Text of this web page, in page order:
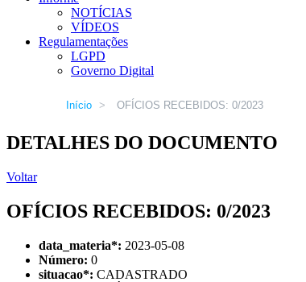
NOTÍCIAS
VÍDEOS
Regulamentações
LGPD
Governo Digital
Início > OFÍCIOS RECEBIDOS: 0/2023
DETALHES DO DOCUMENTO
Voltar
OFÍCIOS RECEBIDOS: 0/2023
data_materia*: 2023-05-08
Número: 0
situacao*: CADASTRADO